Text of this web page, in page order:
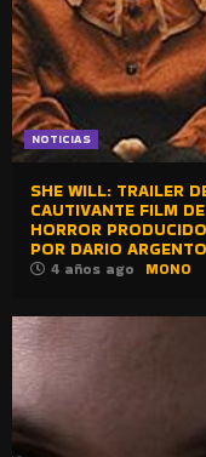
NOTICIAS
SHE WILL: TRAILER
CAUTIVANTE FILM DE
HORROR PRODUCIDO
POR DARIO ARGENTO
4 años ago MONO